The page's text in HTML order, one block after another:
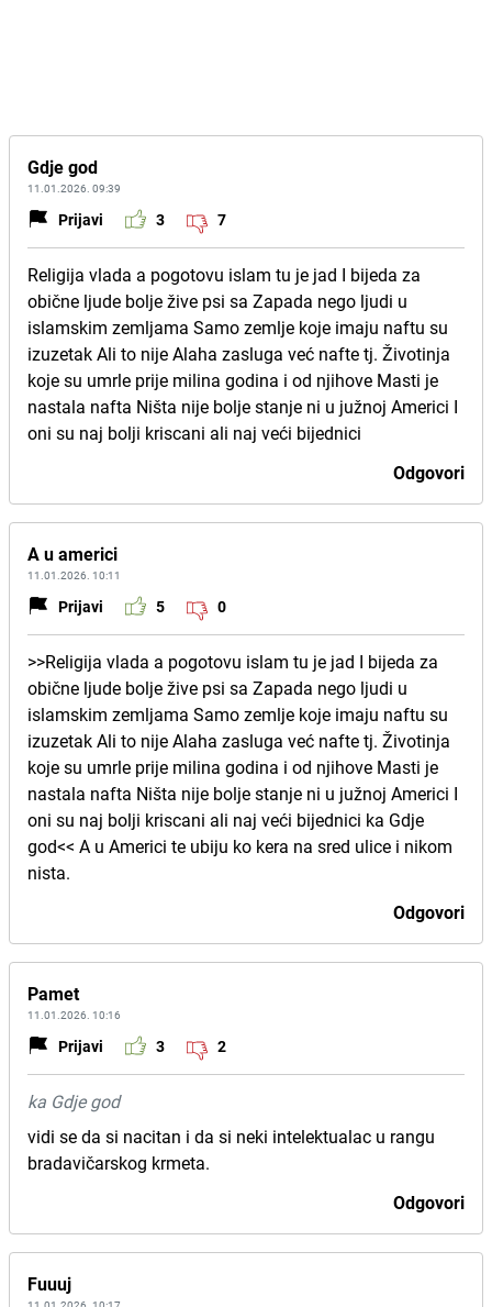
Gdje god
11.01.2026. 09:39
Prijavi 3 7
Religija vlada a pogotovu islam tu je jad I bijeda za
obične ljude bolje žive psi sa Zapada nego ljudi u
islamskim zemljama Samo zemlje koje imaju naftu su
izuzetak Ali to nije Alaha zasluga već nafte tj. Životinja
koje su umrle prije milina godina i od njihove Masti je
nastala nafta Ništa nije bolje stanje ni u južnoj Americi I
oni su naj bolji kriscani ali naj veći bijednici
Odgovori
A u americi
11.01.2026. 10:11
Prijavi 5 0
>>Religija vlada a pogotovu islam tu je jad I bijeda za
obične ljude bolje žive psi sa Zapada nego ljudi u
islamskim zemljama Samo zemlje koje imaju naftu su
izuzetak Ali to nije Alaha zasluga već nafte tj. Životinja
koje su umrle prije milina godina i od njihove Masti je
nastala nafta Ništa nije bolje stanje ni u južnoj Americi I
oni su naj bolji kriscani ali naj veći bijednici ka Gdje
god<< A u Americi te ubiju ko kera na sred ulice i nikom
nista.
Odgovori
Pamet
11.01.2026. 10:16
Prijavi 3 2
ka Gdje god
vidi se da si nacitan i da si neki intelektualac u rangu
bradavičarskog krmeta.
Odgovori
Fuuuj